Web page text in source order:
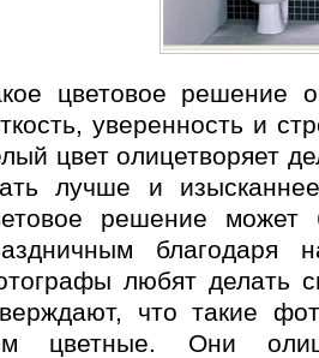
цветовое решение
уверенность и
цвет олицетворяет
лучше и
решение
благодаря
любят делать
что такие
цветные. Они